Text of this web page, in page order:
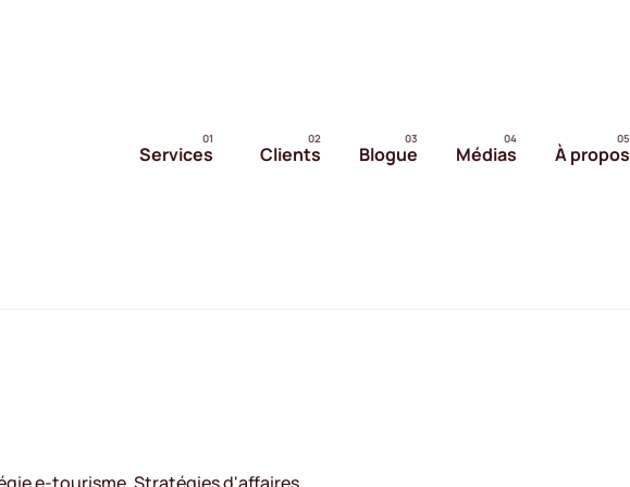
Services Clients Blogue Médias À propos
e-tourisme Stratégies d'affaires